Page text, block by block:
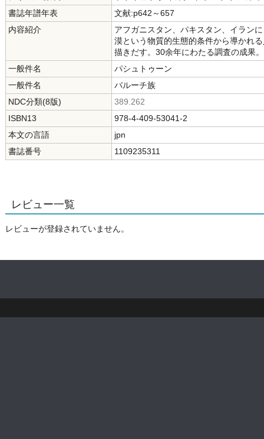
書誌年譜年表
文献:p642～657
内容紹介
アフガニスタン、パキスタン、イラン
漠という物質的生態的条件から導かれ
描きだす。30余年にわたる調査の成果。
一般件名
パシュトゥーン
一般件名
バルーチ族
NDC分類(8版)
389.262
ISBN13
978-4-409-53041-2
本文の言語
jpn
書誌番号
1109235311
レビュー一覧
レビューが登録されていません。